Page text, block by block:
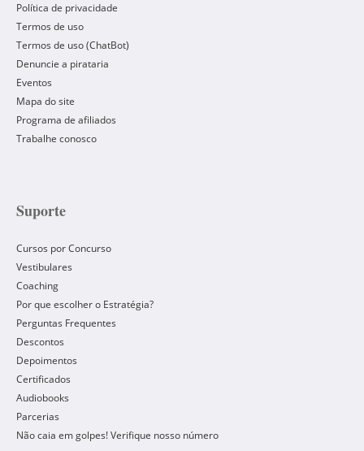
Política de privacidade
Termos de uso
Termos de uso (ChatBot)
Denuncie a pirataria
Eventos
Mapa do site
Programa de afiliados
Trabalhe conosco
Suporte
Cursos por Concurso
Vestibulares
Coaching
Por que escolher o Estratégia?
Perguntas Frequentes
Descontos
Depoimentos
Certificados
Audiobooks
Parcerias
Não caia em golpes! Verifique nosso número